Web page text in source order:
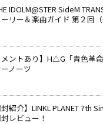
IDOLM@STER SideM
リー＆楽曲ガイド 第２回（
メントあり】H△G「青色革
ノーツ
封紹介】LINKL PLANET 7th
レビュー！